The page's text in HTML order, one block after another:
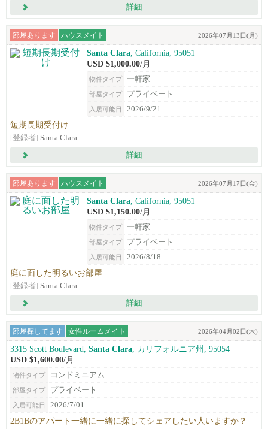
詳細
部屋あります ハウスメイト 2026年07月13日(月)
Santa Clara , California, 95051
USD $1,000.00/月
物件タイプ 一軒家
部屋タイプ プライベート
入居可能日 2026/9/21
短期長期受付け
[登録者] Santa Clara
詳細
部屋あります ハウスメイト 2026年07月17日(金)
Santa Clara , California, 95051
USD $1,150.00/月
物件タイプ 一軒家
部屋タイプ プライベート
入居可能日 2026/8/18
庭に面した明るいお部屋
[登録者] Santa Clara
詳細
部屋探してます 女性ルームメイト 2026年04月02日(木)
3315 Scott Boulevard, Santa Clara , カリフォルニア州, 95054
USD $1,600.00/月
物件タイプ コンドミニアム
部屋タイプ プライベート
入居可能日 2026/7/01
2B1Bのアパート一緒に一緒に探してシェアしたい人いますか？